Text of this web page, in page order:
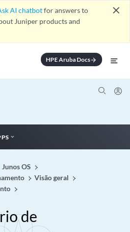
AI chatbotfor answers to
Juniper products and
close
HPE Aruba Docsarrow_forward
Junos OS
Visão geral
de